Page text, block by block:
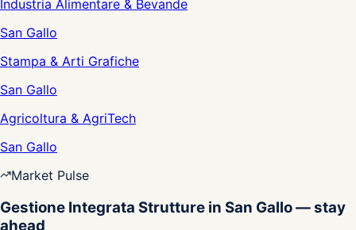
Industria Alimentare & Bevande
San Gallo
Stampa & Arti Grafiche
San Gallo
Agricoltura & AgriTech
San Gallo
Market Pulse
Gestione Integrata Strutture in San Gallo — stay
ahead